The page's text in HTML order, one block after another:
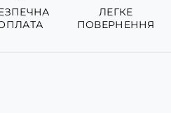
ЛЕГКЕ
ПОВЕРНЕННЯ